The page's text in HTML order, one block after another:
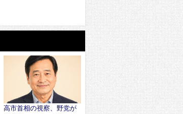
高市首相の視察、野党が